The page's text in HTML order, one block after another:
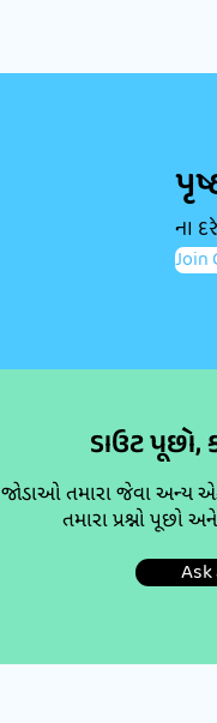
ના
Join
ડાઉટ પૂછો,
જોડાઓ તમારા જેવા અન્ય
તમારા પ્રશ્નો પૂછો